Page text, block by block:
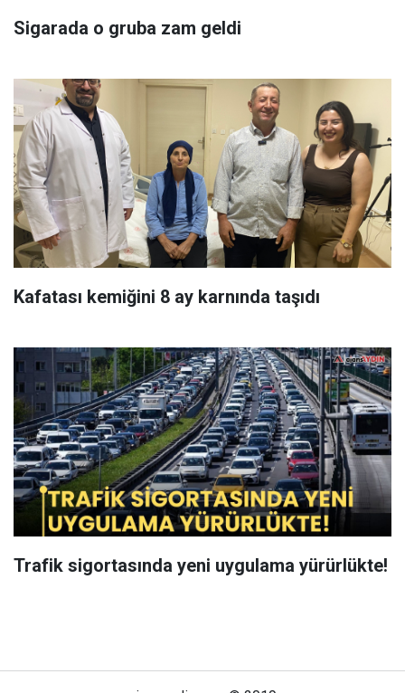
Sigarada o gruba zam geldi
Kafatası kemiğini 8 ay karnında taşıdı
Trafik sigortasında yeni uygulama yürürlükte!